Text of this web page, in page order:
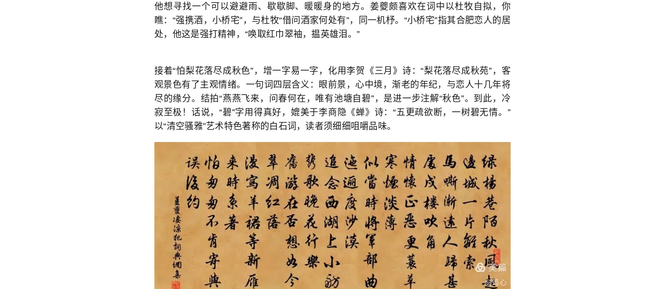
他想寻找一个可以避避雨、歇歇脚、暖暖身的地方。姜夔颇喜欢在词中以杜牧自拟，你
瞧：“强携酒，小桥宅”，与杜牧“借问酒家何处有”，同一机杼。“小桥宅”指其合肥恋人的居
处，他这是强打精神，“唤取红巾翠袖，揾英雄泪。”
接着“怕梨花落尽成秋色”，增一字易一字，化用李贺《三月》诗：“梨花落尽成秋苑”，客
观景色有了主观情绪。一句词四层含义：眼前景，心中境，渐老的年纪，与恋人十几年将
尽的缘分。结拍“燕燕飞来，问春何在，唯有池塘自碧”，是进一步注解“秋色”。到此，冷
寂至极！话说，“碧”字用得真好，媲美于李商隐《蝉》诗：“五更疏欲断，一树碧无情。”
以“清空骚雅”艺术特色著称的白石词，读者须细细咀嚼品味。